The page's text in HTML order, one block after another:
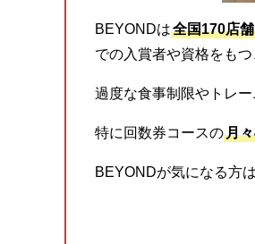
BEYONDは全国170店
での入賞者や資格をもつ
過度な食事制限やトレ
特に回数券コースの月
BEYONDが気になる方